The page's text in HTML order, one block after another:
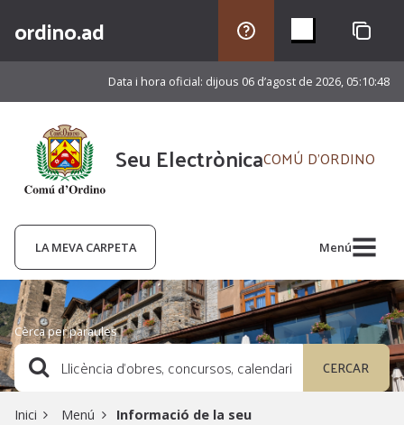
ordino.ad
Data i hora oficial: dijous 06 d’agost de 2026, 05:10:48
Seu ElectrònicaCOMÚ D'ORDINO
Menú
LA MEVA CARPETA
Cèrca per paraules
CERCAR
Inici Menú Informació de la seu